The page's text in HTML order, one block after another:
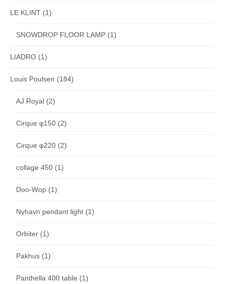
LE KLINT (1)
SNOWDROP FLOOR LAMP (1)
LIADRO (1)
Louis Poulsen (184)
AJ Royal (2)
Cirque φ150 (2)
Cirque φ220 (2)
collage 450 (1)
Doo-Wop (1)
Nyhavn pendant light (1)
Orbiter (1)
Pakhus (1)
Panthella 400 table (1)